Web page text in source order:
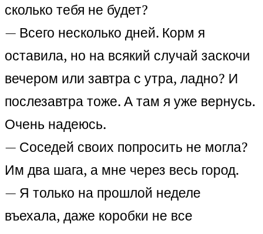
сколько тебя не будет?
— Всего несколько дней. Корм я
оставила, но на всякий случай заскочи
вечером или завтра с утра, ладно? И
послезавтра тоже. А там я уже вернусь.
Очень надеюсь.
— Соседей своих попросить не могла?
Им два шага, а мне через весь город.
— Я только на прошлой неделе
въехала, даже коробки не все